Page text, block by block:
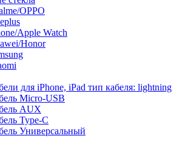
OPPO
Apple Watch
Honor
для iPhone, iPad тип кабеля: lightning
Micro-USB
AUX
Type-C
Универсальный